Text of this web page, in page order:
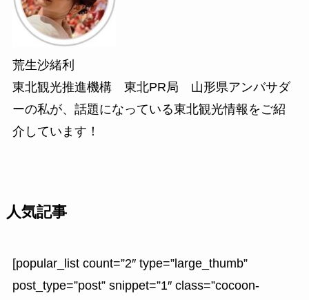
荒生沙緒利
東北観光推進機構 東北PR局 山形県アンバサダ
ーの私が、話題になっている東北観光情報をご紹
介しています！
人気記事
[popular_list count=”2″ type=”large_thumb”
post_type=”post” snippet=”1″ class=”cocoon-